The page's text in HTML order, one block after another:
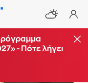
- Πότε λήγει